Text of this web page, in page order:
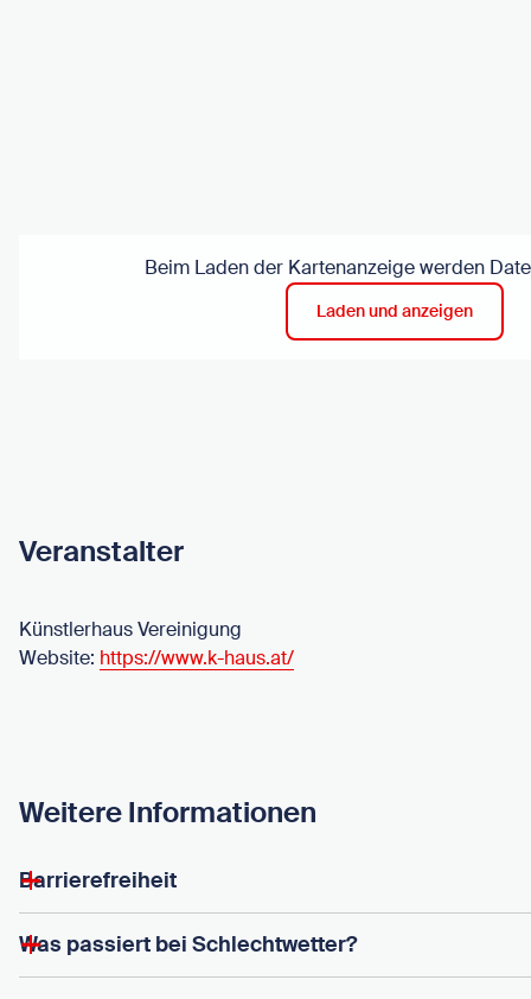
Beim Laden der Kartenanzeige werden
Laden und anzeigen
Veranstalter
Künstlerhaus Vereinigung
Website: https://www.k-haus.at/
Weitere Informationen
Barrierefreiheit
Was passiert bei Schlechtwetter?